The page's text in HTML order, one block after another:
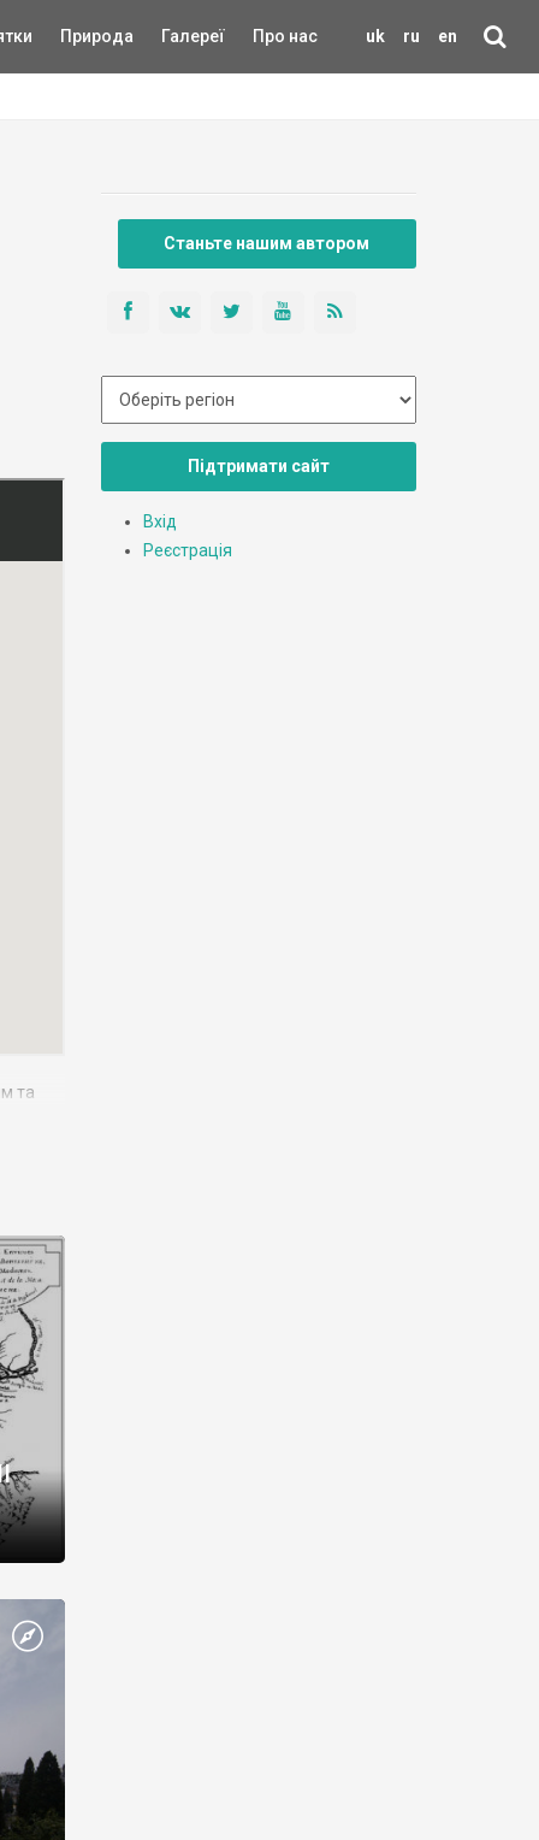
uk ru en
Природа Галереї Про нас
та
Станьте нашим автором
Підтримати сайт
Вхід
Реєстрація